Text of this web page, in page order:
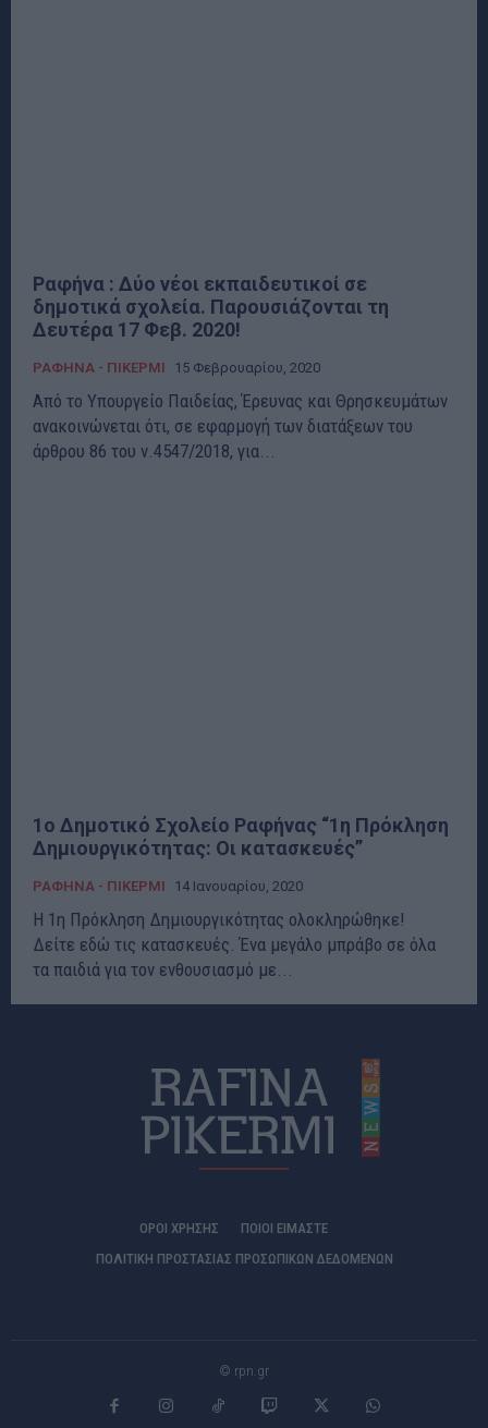
Ραφήνα : Δύο νέοι εκπαιδευτικοί σε
δημοτικά σχολεία. Παρουσιάζονται τη
Δευτέρα 17 Φεβ. 2020!
ΡΑΦΗΝΑ - ΠΙΚΕΡΜΙ 15 Φεβρουαρίου, 2020
Από το Υπουργείο Παιδείας, Έρευνας και Θρησκευμάτων
ανακοινώνεται ότι, σε εφαρμογή των διατάξεων του
άρθρου 86 του ν.4547/2018, για...
1ο Δημοτικό Σχολείο Ραφήνας “1η Πρόκληση
Δημιουργικότητας: Οι κατασκευές”
ΡΑΦΗΝΑ - ΠΙΚΕΡΜΙ 14 Ιανουαρίου, 2020
Η 1η Πρόκληση Δημιουργικότητας ολοκληρώθηκε!
Δείτε εδώ τις κατασκευές. Ένα μεγάλο μπράβο σε όλα
τα παιδιά για τον ενθουσιασμό με...
ΟΡΟΙ ΧΡΗΣΗΣ
ΠΟΙΟΊ ΕΊΜΑΣΤΕ
ΠΟΛΙΤΙΚΗ ΠΡΟΣΤΑΣΙΑΣ ΠΡΟΣΩΠΙΚΩΝ ΔΕΔΟΜΕΝΩΝ
© rpn.gr